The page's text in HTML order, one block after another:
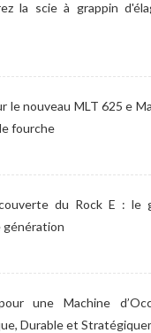
la scie à grappin
le nouveau MLT 625 e
fourche
du Rock E : le
génération
une Machine
Durable et